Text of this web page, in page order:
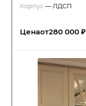
Корпус— ЛДСП
Ценаот280 000 ₽